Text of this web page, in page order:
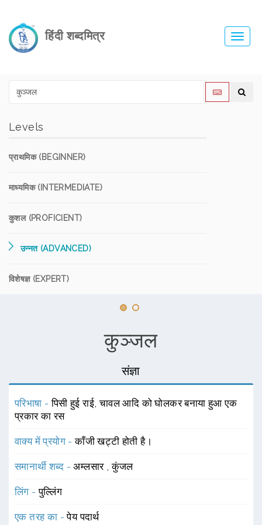
हिंदी शब्दमित्र
Levels
प्राथमिक (BEGINNER)
माध्यमिक (INTERMEDIATE)
कुशल (PROFICIENT)
उन्नत (ADVANCED)
विशेषज्ञ (EXPERT)
कुञ्जल
संज्ञा
परिभाषा -पिसी हुई राई, चावल आदि को घोलकर बनाया हुआ एक
प्रकार का रस
वाक्य में प्रयोग -काँजी खट्टी होती है।
समानार्थी शब्द -अम्लसार ,कुंजल
लिंग -पुल्लिंग
एक तरह का -पेय पदार्थ